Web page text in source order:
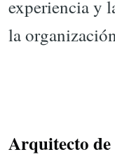
experiencia y
la
Arquitecto